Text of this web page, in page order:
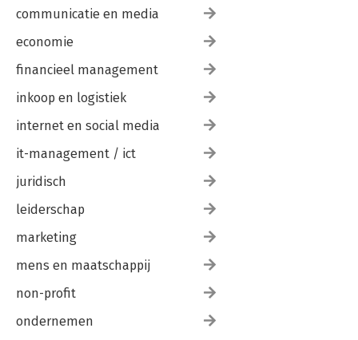
communicatie en media
economie
financieel management
inkoop en logistiek
internet en social media
it-management / ict
juridisch
leiderschap
marketing
mens en maatschappij
non-profit
ondernemen